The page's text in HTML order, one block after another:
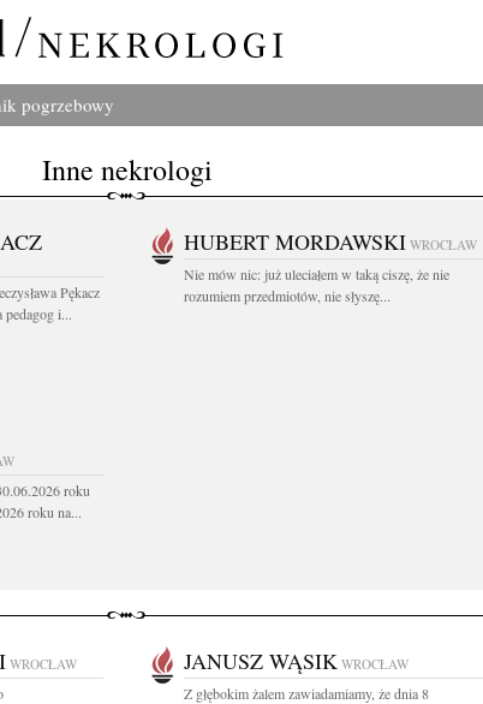
pogrzebowy
Inne nekrologi
Pękacz
pedagog i...
HUBERT MORDAWSKI WROCŁAW
Nie mów nic: już uleciałem w taką ciszę, że nie
rozumiem przedmiotów, nie słyszę...
roku
roku na...
WROCŁAW JANUSZ WĄSIK WROCŁAW
Z głębokim żalem zawiadamiamy, że dnia 8